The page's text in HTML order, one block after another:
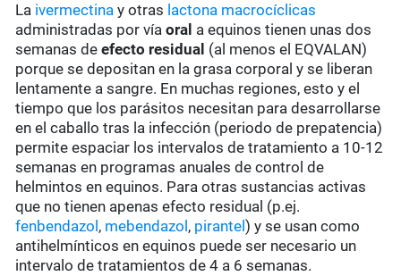
La ivermectina y otras lactona macrocíclicas
administradas por víaoral a equinos tienen unas dos
semanas deefecto residual (al menos el EQVALAN)
porque se depositan en la grasa corporal y se liberan
lentamente a sangre. En muchas regiones, esto y el
tiempo que los parásitos necesitan para desarrollarse
en el caballo tras la infección (periodo de prepatencia)
permite espaciar los intervalos de tratamiento a 10-12
semanas en programas anuales de control de
helmintos en equinos. Para otras sustancias activas
que no tienen apenas efecto residual (p.ej.
fenbendazol , mebendazol , pirantel) y se usan como
antihelmínticos en equinos puede ser necesario un
intervalo de tratamientos de 4 a 6 semanas.